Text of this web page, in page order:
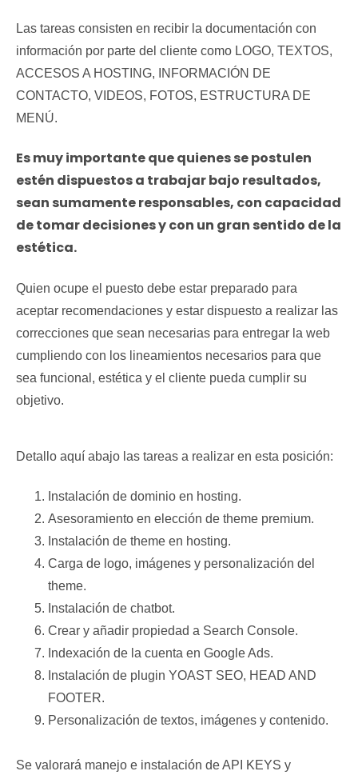
Las tareas consisten en recibir la documentación con
información por parte del cliente como LOGO, TEXTOS,
ACCESOS A HOSTING, INFORMACIÓN DE
CONTACTO, VIDEOS, FOTOS, ESTRUCTURA DE
MENÚ.
Es muy importante que quienes se postulen
estén dispuestos a trabajar bajo resultados,
sean sumamente responsables, con capacidad
de tomar decisiones y con un gran sentido de la
estética.
Quien ocupe el puesto debe estar preparado para
aceptar recomendaciones y estar dispuesto a realizar las
correcciones que sean necesarias para entregar la web
cumpliendo con los lineamientos necesarios para que
sea funcional, estética y el cliente pueda cumplir su
objetivo.
Detallo aquí abajo las tareas a realizar en esta posición:
Instalación de dominio en hosting.
Asesoramiento en elección de theme premium.
Instalación de theme en hosting.
Carga de logo, imágenes y personalización del
theme.
Instalación de chatbot.
Crear y añadir propiedad a Search Console.
Indexación de la cuenta en Google Ads.
Instalación de plugin YOAST SEO, HEAD AND
FOOTER.
Personalización de textos, imágenes y contenido.
Se valorará manejo e instalación de API KEYS y